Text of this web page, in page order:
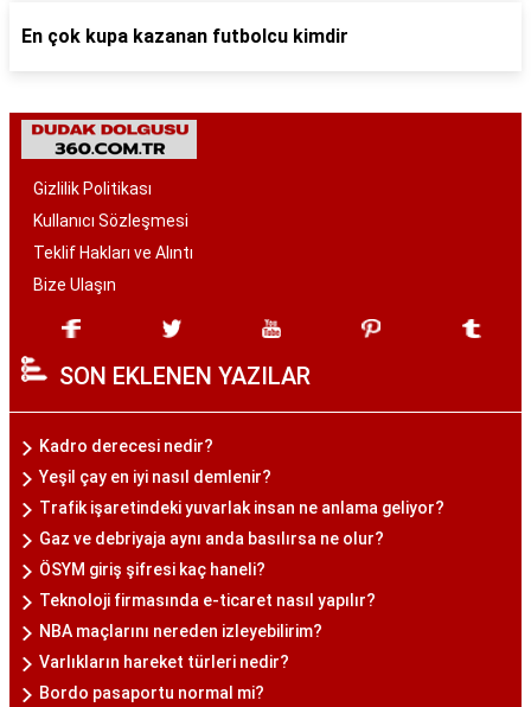
En çok kupa kazanan futbolcu kimdir
Gizlilik Politikası
Kullanıcı Sözleşmesi
Teklif Hakları ve Alıntı
Bize Ulaşın
SON EKLENEN YAZILAR
Kadro derecesi nedir?
Yeşil çay en iyi nasıl demlenir?
Trafik işaretindeki yuvarlak insan ne anlama geliyor?
Gaz ve debriyaja aynı anda basılırsa ne olur?
ÖSYM giriş şifresi kaç haneli?
Teknoloji firmasında e-ticaret nasıl yapılır?
NBA maçlarını nereden izleyebilirim?
Varlıkların hareket türleri nedir?
Bordo pasaportu normal mi?